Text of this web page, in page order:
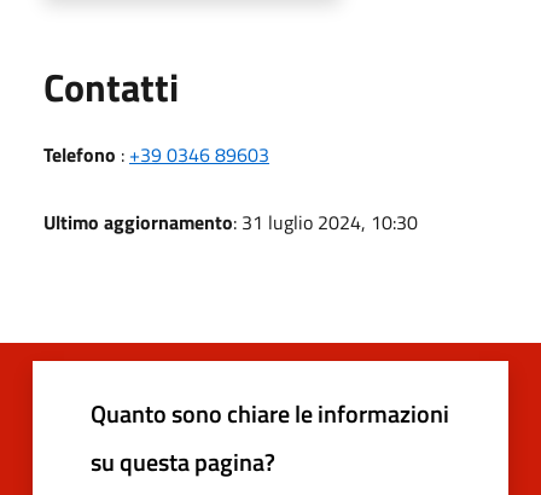
Contatti
Telefono : +39 0346 89603
Ultimo aggiornamento: 31 luglio 2024, 10:30
Quanto sono chiare le informazioni
su questa pagina?